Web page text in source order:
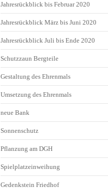
Jahresrückblick bis Februar 2020
Jahresrückblick März bis Juni 2020
Jahresrückblick Juli bis Ende 2020
Schutzzaun Bergteile
Gestaltung des Ehrenmals
Umsetzung des Ehrenmals
neue Bank
Sonnenschutz
Pflanzung am DGH
Spielplatzeinweihung
Gedenkstein Friedhof